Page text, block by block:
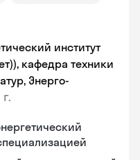
институт
кафедра техники
Энерго-
г.